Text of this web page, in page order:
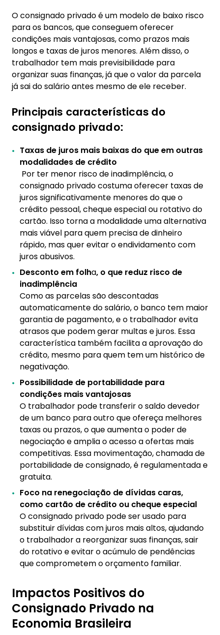
O consignado privado é um modelo de baixo risco
para os bancos, que conseguem oferecer
condições mais vantajosas, como prazos mais
longos e taxas de juros menores. Além disso, o
trabalhador tem mais previsibilidade para
organizar suas finanças, já que o valor da parcela
já sai do salário antes mesmo de ele receber.
Principais características do
consignado privado:
Taxas de juros mais baixas do que em outras
modalidades de crédito
Por ter menor risco de inadimplência, o
consignado privado costuma oferecer taxas de
juros significativamente menores do que o
crédito pessoal, cheque especial ou rotativo do
cartão. Isso torna a modalidade uma alternativa
mais viável para quem precisa de dinheiro
rápido, mas quer evitar o endividamento com
juros abusivos.
Desconto em folha, o que reduz risco de
inadimplência
Como as parcelas são descontadas
automaticamente do salário, o banco tem maior
garantia de pagamento, e o trabalhador evita
atrasos que podem gerar multas e juros. Essa
característica também facilita a aprovação do
crédito, mesmo para quem tem um histórico de
negativação.
Possibilidade de portabilidade para
condições mais vantajosas
O trabalhador pode transferir o saldo devedor
de um banco para outro que ofereça melhores
taxas ou prazos, o que aumenta o poder de
negociação e amplia o acesso a ofertas mais
competitivas. Essa movimentação, chamada de
portabilidade de consignado, é regulamentada e
gratuita.
Foco na renegociação de dívidas caras,
como cartão de crédito ou cheque especial
O consignado privado pode ser usado para
substituir dívidas com juros mais altos, ajudando
o trabalhador a reorganizar suas finanças, sair
do rotativo e evitar o acúmulo de pendências
que comprometem o orçamento familiar.
Impactos Positivos do
Consignado Privado na
Economia Brasileira